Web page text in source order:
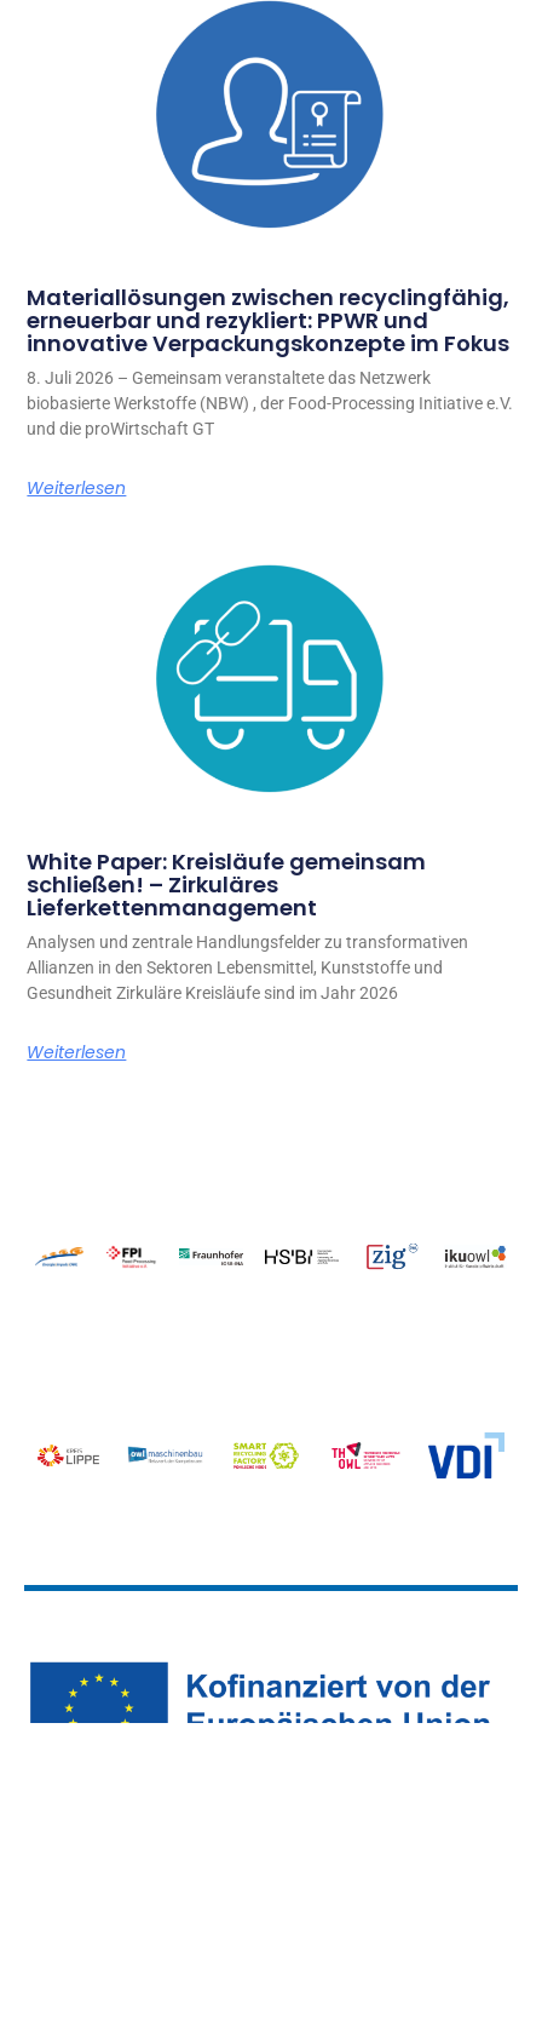
Materiallösungen zwischen recyclingfähig,
erneuerbar und rezykliert: PPWR und
innovative Verpackungskonzepte im Fokus
8. Juli 2026 – Gemeinsam veranstaltete das Netzwerk
biobasierte Werkstoffe (NBW) , der Food-Processing Initiative e.V.
und die proWirtschaft GT
Weiterlesen
White Paper: Kreisläufe gemeinsam
schließen! – Zirkuläres
Lieferkettenmanagement
Analysen und zentrale Handlungsfelder zu transformativen
Allianzen in den Sektoren Lebensmittel, Kunststoffe und
Gesundheit Zirkuläre Kreisläufe sind im Jahr 2026
Weiterlesen